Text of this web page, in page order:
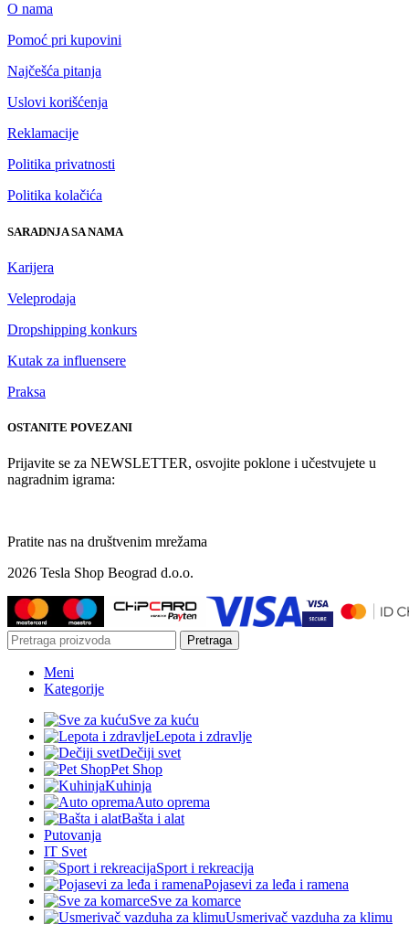
O nama
Pomoć pri kupovini
Najčešća pitanja
Uslovi korišćenja
Reklamacije
Politika privatnosti
Politika kolačića
SARADNJA SA NAMA
Karijera
Veleprodaja
Dropshipping konkurs
Kutak za influensere
Praksa
OSTANITE POVEZANI
Prijavite se za NEWSLETTER, osvojite poklone i učestvujete u
nagradnim igrama:
Pratite nas na društvenim mrežama
2026 Tesla Shop Beograd d.o.o.
Pretraga
Meni
Kategorije
Sve za kuću
Lepota i zdravlje
Dečiji svet
Pet Shop
Kuhinja
Auto oprema
Bašta i alat
Putovanja
IT Svet
Sport i rekreacija
Pojasevi za leđa i ramena
Sve za komarce
Usmerivač vazduha za klimu